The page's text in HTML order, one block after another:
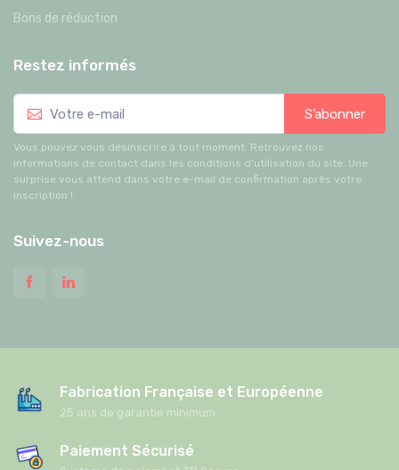
Bons de réduction
Restez informés
S’abonner
Vous pouvez vous désinscrire à tout moment. Retrouvez nos
informations de contact dans les conditions d'utilisation du site. Une
surprise vous attend dans votre e-mail de confirmation après votre
inscription !
Suivez-nous
Fabrication Française et Européenne
25 ans de garantie minimum
Paiement Sécurisé